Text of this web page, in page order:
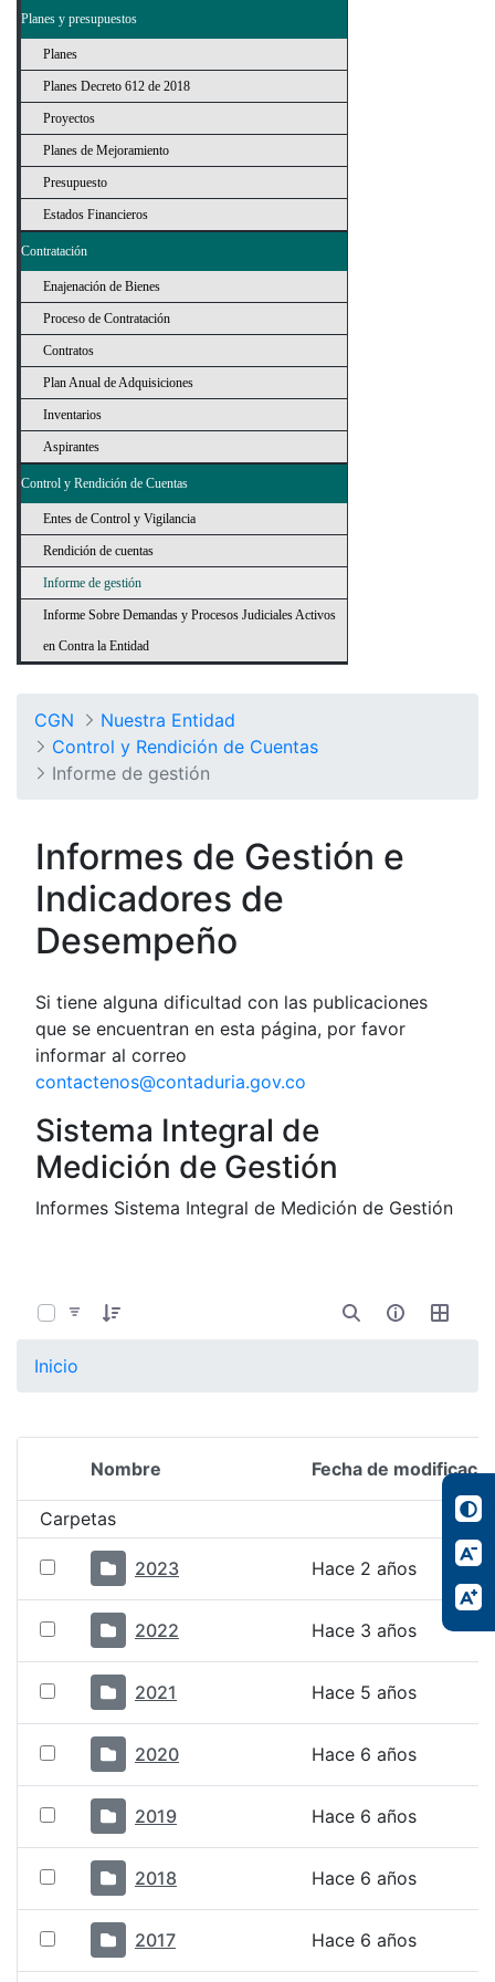
Planes y presupuestos
Planes
Planes Decreto 612 de 2018
Proyectos
Planes de Mejoramiento
Presupuesto
Estados Financieros
Contratación
Enajenación de Bienes
Proceso de Contratación
Contratos
Plan Anual de Adquisiciones
Inventarios
Aspirantes
Control y Rendición de Cuentas
Entes de Control y Vigilancia
Rendición de cuentas
Informe de gestión
Informe Sobre Demandas y Procesos Judiciales Activos
en Contra la Entidad
CGN
Nuestra Entidad
Control y Rendición de Cuentas
Informe de gestión
Informes de Gestión e
Indicadores de
Desempeño
Si tiene alguna dificultad con las publicaciones
que se encuentran en esta página, por favor
informar al correo
contactenos@contaduria.gov.co
Sistema Integral de
Medición de Gestión
Informes Sistema Integral de Medición de Gestión
Inicio
Selección del elemento
Nombre Fecha de
Carpetas
2023 Hace 2 años
2022 Hace 3 años
2021 Hace 5 años
2020 Hace 6 años
2019 Hace 6 años
2018 Hace 6 años
2017 Hace 6 años